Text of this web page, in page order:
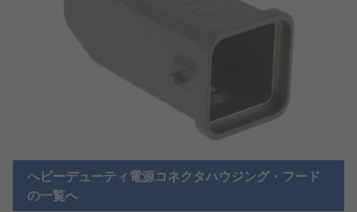
ヘビーデューティ電源コネクタハウジング・フード
の一覧へ